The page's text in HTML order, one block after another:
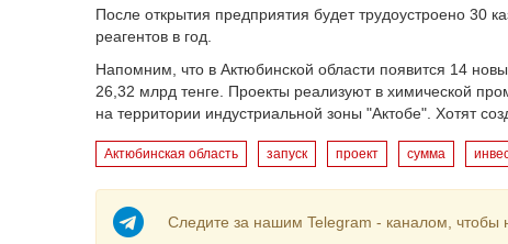
После открытия предприятия будет трудоустроено 30
реагентов в год.
Напомним, что в Актюбинской области появится 14
26,32 млрд тенге. Проекты реализуют в химической
на территории индустриальной зоны "Актобе". Хотят
Актюбинская область запуск проект сумма
Следите за нашим Telegram - каналом, чтобы